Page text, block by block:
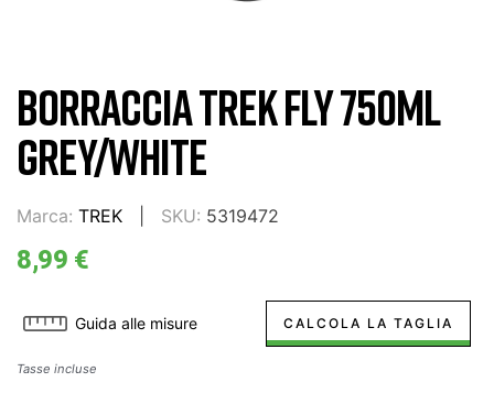
BORRACCIA TREK FLY 750ML
GREY/WHITE
Marca: TREK SKU: 5319472
8,99 €
Guida alle misure CALCOLA LA TAGLIA
Tasse incluse